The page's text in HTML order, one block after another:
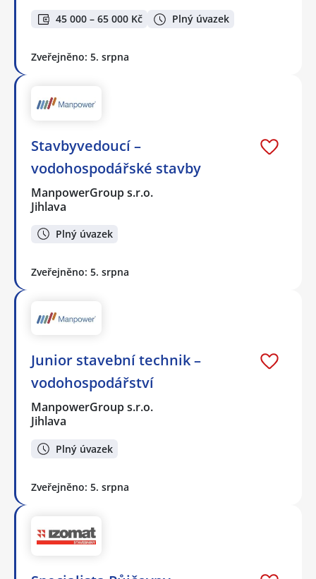
45 000 – 65 000 Kč Plný úvazek
Zveřejněno: 5. srpna
Stavbyvedoucí –
vodohospodářské stavby
ManpowerGroup s.r.o.
Jihlava
Plný úvazek
Zveřejněno: 5. srpna
Junior stavební technik –
vodohospodářství
ManpowerGroup s.r.o.
Jihlava
Plný úvazek
Zveřejněno: 5. srpna